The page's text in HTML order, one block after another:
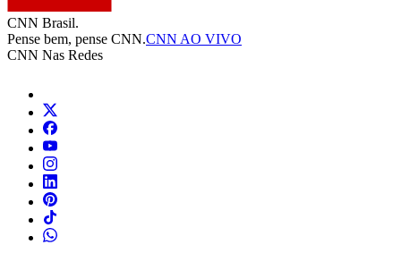
Blogs
Colunas
Fórum CNN
Mapa do site